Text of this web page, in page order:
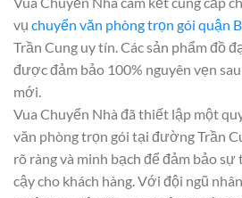
vụ chuyển văn phòng trọn gói quận
Trần Cung uy tín. Các sản phẩm đồ
được đảm bảo 100% nguyên vẹn
mới.
Vua Chuyển Nhà đã thiết lập một
văn phòng trọn gói tại đường Trần
rõ ràng và minh bạch để đảm bảo
cậy cho khách hàng. Với đội ngũ